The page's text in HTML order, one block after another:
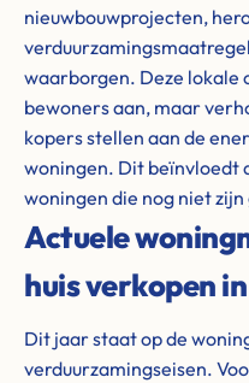
nieuwbouwprojecten,
waarborgen. Deze lokale
bewoners aan, maar
kopers stellen aan de
woningen. Dit beïnvloedt
woningen die nog niet
Actuele
huis verkopen
Dit jaar staat op de
verduurzamingseisen.